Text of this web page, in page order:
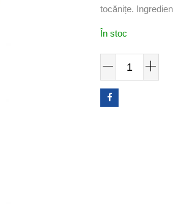
tocănițe.
În stoc